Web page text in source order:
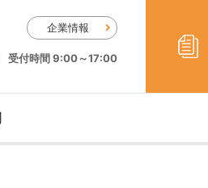
企業情報
受付時間 9:00～17:00